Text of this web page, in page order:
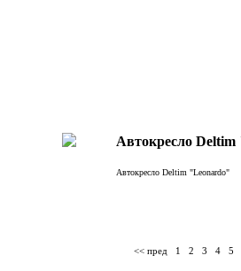
Автокресло
Автокресло Deltim "Leonardo"
<< пред 1 2 3 4 5